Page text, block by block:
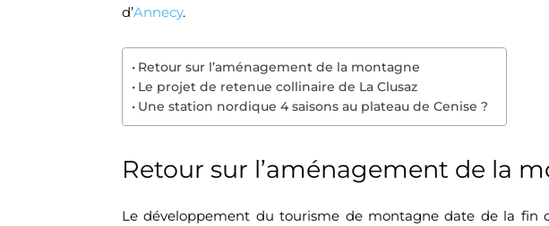
d’Annecy.
Retour sur l’aménagement de la montagne
Le projet de retenue collinaire de La Clusaz
Une station nordique 4 saisons au plateau de Cenise ?
Retour sur l’aménagement de la
Le développement du tourisme de montagne date de la fin